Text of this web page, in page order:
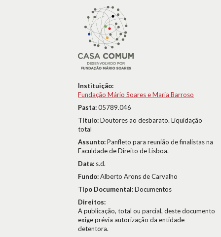
Instituição:
Fundação Mário Soares e Maria Barroso
Pasta:05789.046
Título:Doutores ao desbarato. Liquidação
total
Assunto:Panfleto para reunião de finalistas na
Faculdade de Direito de Lisboa.
Data: s.d.
Fundo:Alberto Arons de Carvalho
Tipo Documental:Documentos
Direitos:
A publicação, total ou parcial, deste documento
exige prévia autorização da entidade
detentora.